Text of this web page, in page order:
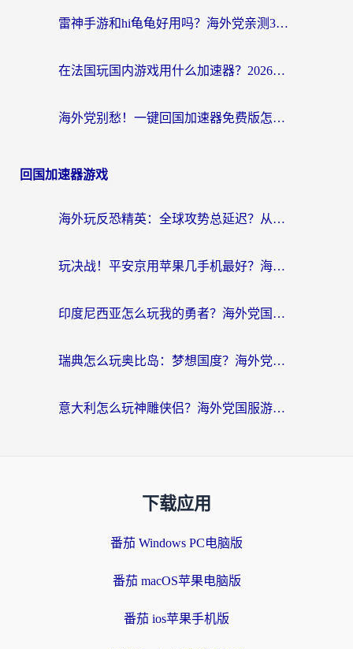
雷神手游和hi龟龟好用吗？海外党亲测3款回国加速器，教你选对国外到国内加速器
在法国玩国内游戏用什么加速器？2026实测解决延迟卡顿的实用指南
海外党别愁！一键回国加速器免费版怎么选？从踩坑到流畅访问的全攻略
回国加速器游戏
海外玩反恐精英：全球攻势总延迟？从瑞典玩神武4到外国玩黎明觉醒，选对加速器才是关键！
玩决战！平安京用苹果几手机最好？海外党必看的设备+加速器双攻略
印度尼西亚怎么玩我的勇者？海外党国服游戏加速避坑指南（附实况五行师解决方案）
瑞典怎么玩奥比岛：梦想国度？海外党亲测有效的国服游戏加速全攻略
意大利怎么玩神雕侠侣？海外党国服游戏加速终极指南（附欧洲玩王者王国保卫战4不卡技巧）
下载应用
番茄 Windows PC电脑版
番茄 macOS苹果电脑版
番茄 ios苹果手机版